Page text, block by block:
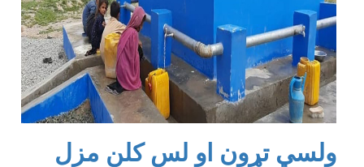
ولسي تړون او لس كلن مزل